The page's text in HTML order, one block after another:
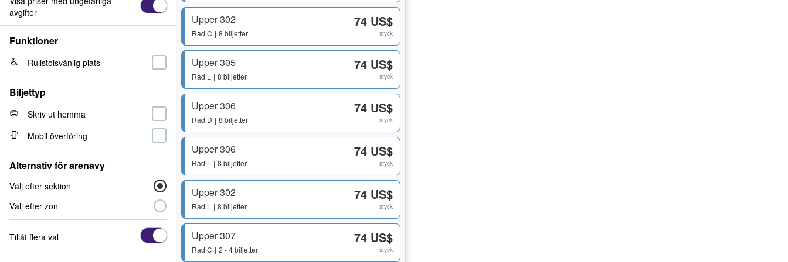
Upper 302
Rad C 8 biljetter
74 US$
styck
Upper 305
Rad L 8 biljetter
74 US$
styck
Upper 306
Rad D 8 biljetter
74 US$
styck
Upper 306
Rad L 8 biljetter
74 US$
styck
Upper 302
Rad L 8 biljetter
74 US$
styck
Upper 307
Rad C 2 - 4 biljetter
74 US$
styck
avgifter
Funktioner
Rullstolsvänlig plats
Biljettyp
Skriv ut hemma
Mobil överföring
Alternativ för arenavy
Välj efter sektion
Välj efter zon
Tillåt flera val